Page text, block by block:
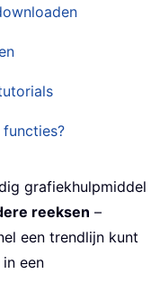
functies?
grafiekhulpmiddel
reeksen –
een trendlijn kunt
een